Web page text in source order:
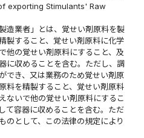
exporting Stimulants' Raw
造業者」とは、覚せい剤原料を製
製すること、覚せい剤原料に化学
他の覚せい剤原料にすること、及
に収めることを含む。ただし、調
でき、又は業務のため覚せい剤原
料を精製すること、覚せい剤原料
ないで他の覚せい剤原料にするこ
て容器に収めることを含む。ただ
のとして、この法律の規定により